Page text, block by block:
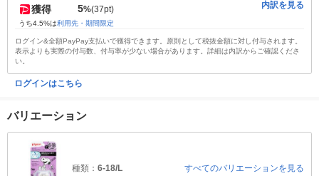
獲得 5%(37pt)
うち4.5%は利用先・期間限定
内訳を見る
ログイン&全額PayPay支払いで獲得できます。原則として税抜金額に対し付与されます。
表示よりも実際の付与数、付与率が少ない場合があります。詳細は内訳からご確認くださ
い。
ログインはこちら
バリエーション
種類： 6-18/L すべてのバリエーションを見る